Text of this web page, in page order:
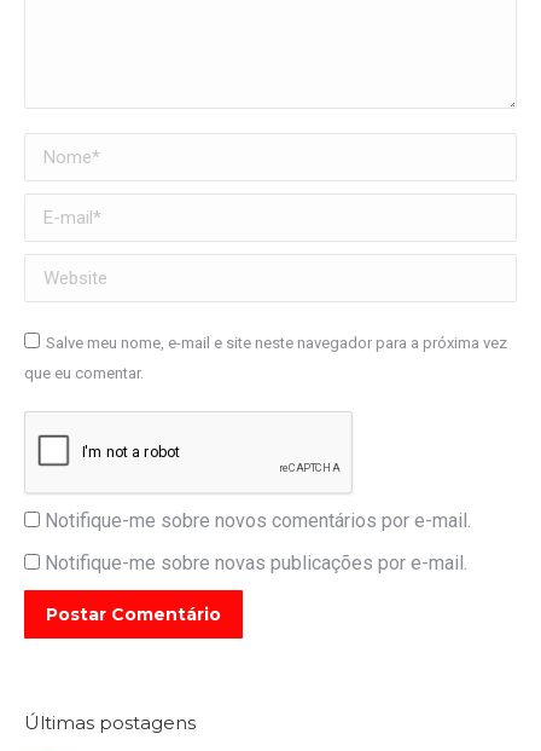
Nome *
E-mail *
Website
Salve meu nome, e-mail e site neste navegador para a próxima vez
que eu comentar.
Notifique-me sobre novos comentários por e-mail.
Notifique-me sobre novas publicações por e-mail.
Postar Comentário
Últimas postagens